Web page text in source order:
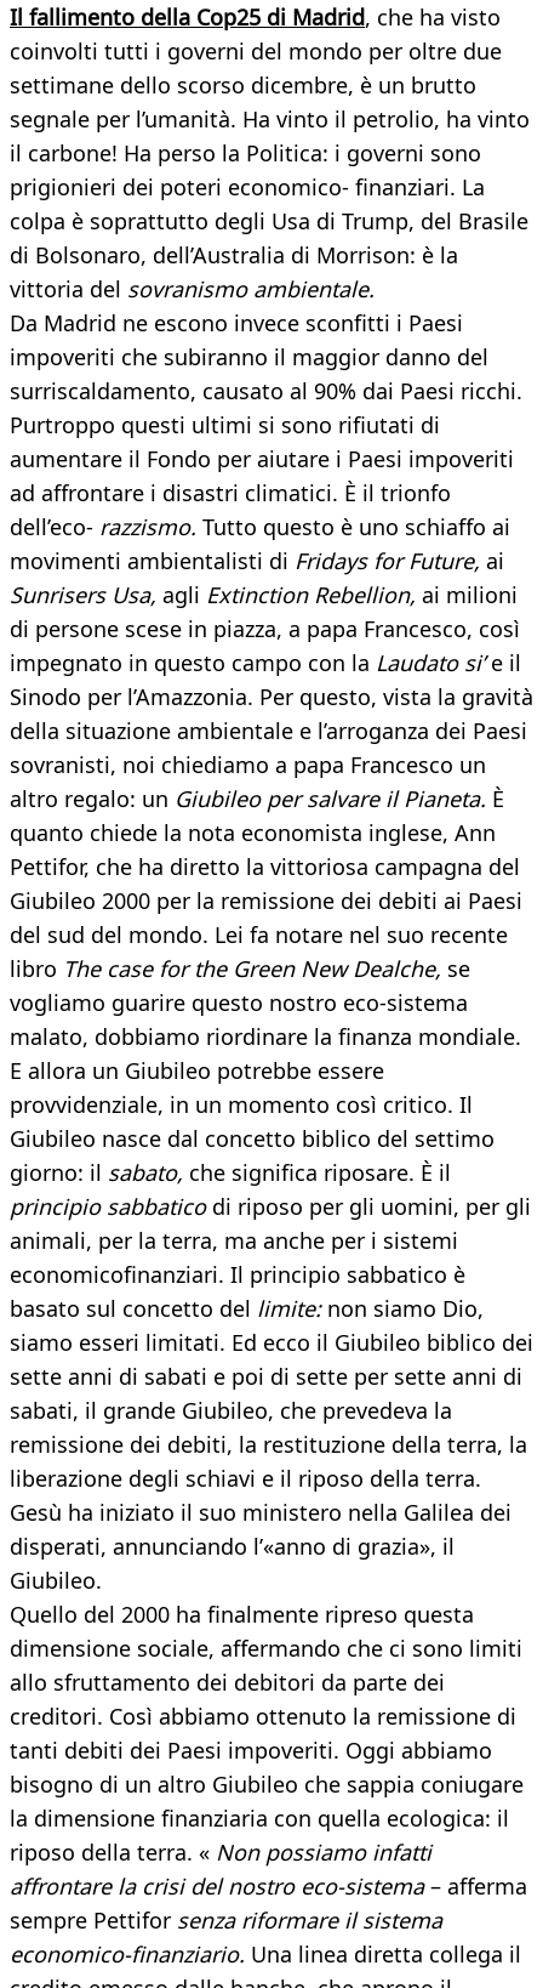
Il fallimento della Cop25 di Madrid, che ha visto
coinvolti tutti i governi del mondo per oltre due
settimane dello scorso dicembre, è un brutto
segnale per l’umanità. Ha vinto il petrolio, ha vinto
il carbone! Ha perso la Politica: i governi sono
prigionieri dei poteri economico- finanziari. La
colpa è soprattutto degli Usa di Trump, del Brasile
di Bolsonaro, dell’Australia di Morrison: è la
vittoria del sovranismo ambientale.
Da Madrid ne escono invece sconfitti i Paesi
impoveriti che subiranno il maggior danno del
surriscaldamento, causato al 90% dai Paesi ricchi.
Purtroppo questi ultimi si sono rifiutati di
aumentare il Fondo per aiutare i Paesi impoveriti
ad affrontare i disastri climatici. È il trionfo
dell’eco- razzismo. Tutto questo è uno schiaffo ai
movimenti ambientalisti di Fridays for Future, ai
Sunrisers Usa, agli Extinction Rebellion, ai milioni
di persone scese in piazza, a papa Francesco, così
impegnato in questo campo con la Laudato si’e il
Sinodo per l’Amazzonia. Per questo, vista la gravità
della situazione ambientale e l’arroganza dei Paesi
sovranisti, noi chiediamo a papa Francesco un
altro regalo: un Giubileo per salvare il Pianeta. È
quanto chiede la nota economista inglese, Ann
Pettifor, che ha diretto la vittoriosa campagna del
Giubileo 2000 per la remissione dei debiti ai Paesi
del sud del mondo. Lei fa notare nel suo recente
libro The case for the Green New Dealche, se
vogliamo guarire questo nostro eco-sistema
malato, dobbiamo riordinare la finanza mondiale.
E allora un Giubileo potrebbe essere
provvidenziale, in un momento così critico. Il
Giubileo nasce dal concetto biblico del settimo
giorno: il sabato, che significa riposare. È il
principio sabbaticodi riposo per gli uomini, per gli
animali, per la terra, ma anche per i sistemi
economicofinanziari. Il principio sabbatico è
basato sul concetto del limite:non siamo Dio,
siamo esseri limitati. Ed ecco il Giubileo biblico dei
sette anni di sabati e poi di sette per sette anni di
sabati, il grande Giubileo, che prevedeva la
remissione dei debiti, la restituzione della terra, la
liberazione degli schiavi e il riposo della terra.
Gesù ha iniziato il suo ministero nella Galilea dei
disperati, annunciando l’«anno di grazia», il
Giubileo.
Quello del 2000 ha finalmente ripreso questa
dimensione sociale, affermando che ci sono limiti
allo sfruttamento dei debitori da parte dei
creditori. Così abbiamo ottenuto la remissione di
tanti debiti dei Paesi impoveriti. Oggi abbiamo
bisogno di un altro Giubileo che sappia coniugare
la dimensione finanziaria con quella ecologica: il
riposo della terra. « Non possiamo infatti
affrontare la crisi del nostro eco-sistema– afferma
sempre Pettifor senza riformare il sistema
economico-finanziario. Una linea diretta collega il